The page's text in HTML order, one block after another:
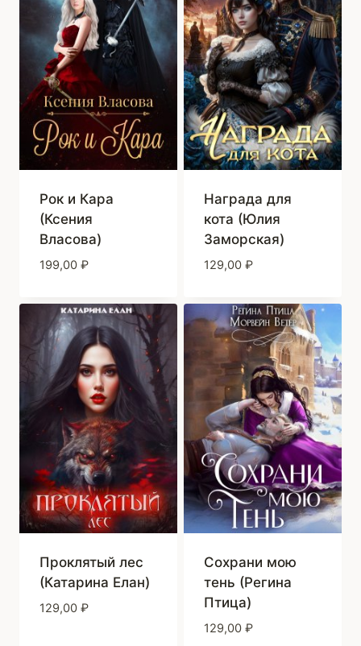
Рок и Кара
(Ксения
Власова)
199,00 ₽
Награда для
кота (Юлия
Заморская)
129,00 ₽
Проклятый лес
(Катарина Елан)
129,00 ₽
Сохрани мою
тень (Регина
Птица)
129,00 ₽